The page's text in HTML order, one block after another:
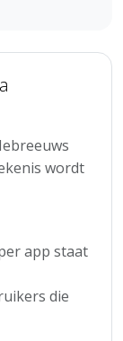
wordt
app staat
die